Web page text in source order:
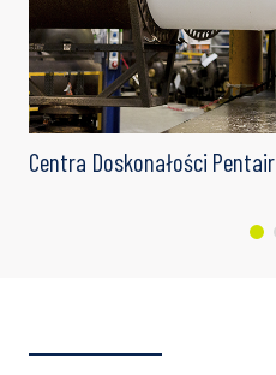
Centra Doskonałości Pentair